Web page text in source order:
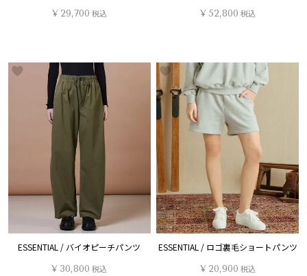
¥ 29,700 税込
¥ 52,800 税込
ESSENTIAL / バイオピーチパンツ
¥ 30,800 税込
ESSENTIAL / ロゴ裏毛ショートパンツ
¥ 20,900 税込